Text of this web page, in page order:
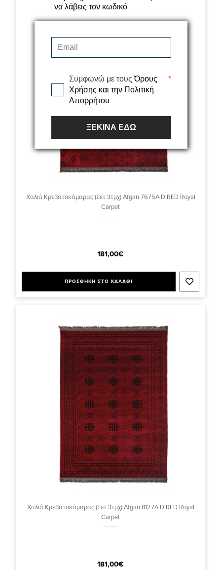
Χαλιά Κρεβατοκάμαρας (Σετ 3τμχ) Afgan 7675A D.RED Royal
Carpet
181,00€
ΠΡΟΣΘΗΚΗ ΣΤΟ ΚΑΛΑΘΙ
Χαλιά Κρεβατοκάμαρας (Σετ 3τμχ) Afgan 8127A D.RED Royal
Carpet
181,00€
να λάβεις τον κωδικό
Συμφωνώ με τουςΌρους
Χρήσης και την Πολιτική
Απορρήτου
*
ΞΕΚΙΝΑ ΕΔΩ